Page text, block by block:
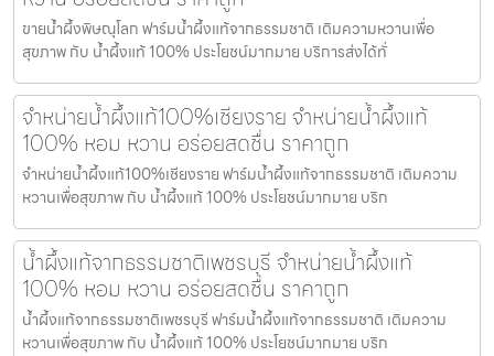
ขายน้ำผึ้งพิษณุโลก ฟาร์มน้ำผึ้งแท้จากธรรมชาติ เติมความหวานเพื่อ
สุขภาพ กับ น้ำผึ้งแท้ 100% ประโยชน์มากมาย บริการส่งได้ทั่
จำหน่ายน้ำผึ้งแท้100%เชียงราย จำหน่ายน้ำผึ้งแท้
100% หอม หวาน อร่อยสดชื่น ราคาถูก
จำหน่ายน้ำผึ้งแท้100%เชียงราย ฟาร์มน้ำผึ้งแท้จากธรรมชาติ เติมความ
หวานเพื่อสุขภาพ กับ น้ำผึ้งแท้ 100% ประโยชน์มากมาย บริก
น้ำผึ้งแท้จากธรรมชาติเพชรบุรี จำหน่ายน้ำผึ้งแท้
100% หอม หวาน อร่อยสดชื่น ราคาถูก
น้ำผึ้งแท้จากธรรมชาติเพชรบุรี ฟาร์มน้ำผึ้งแท้จากธรรมชาติ เติมความ
หวานเพื่อสุขภาพ กับ น้ำผึ้งแท้ 100% ประโยชน์มากมาย บริก